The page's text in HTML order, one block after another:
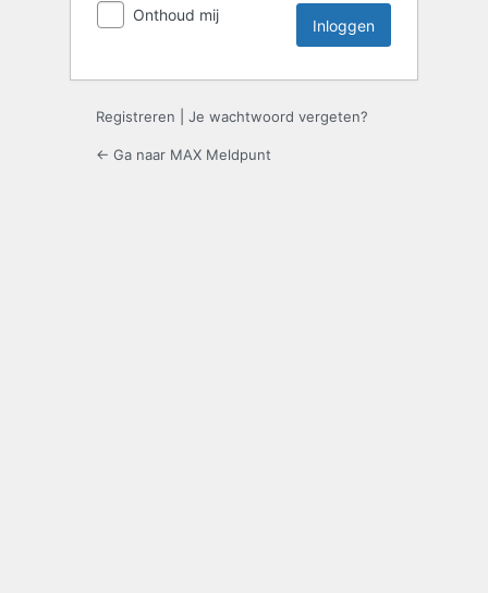
Onthoud mij
Registreren Je wachtwoord vergeten?
← Ga naar MAX Meldpunt